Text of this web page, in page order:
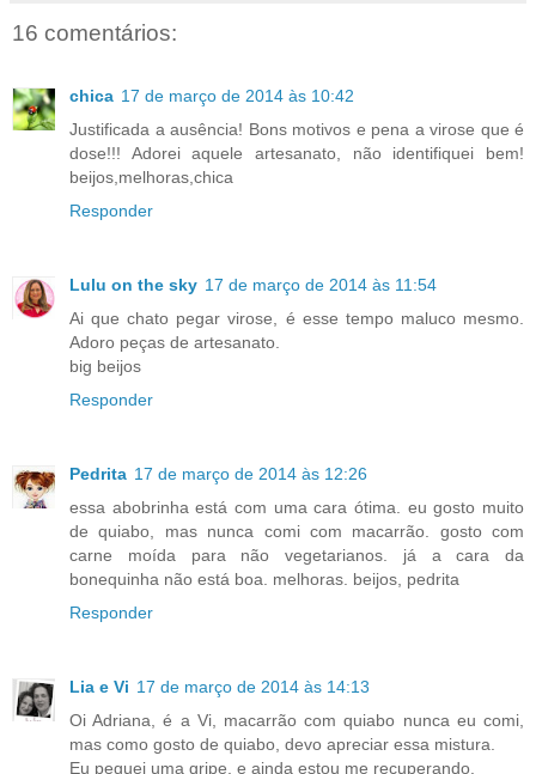
16 comentários:
chica 17 de março de 2014 às 10:42
Justificada a ausência! Bons motivos e pena a virose que é
dose!!! Adorei aquele artesanato, não identifiquei bem!
beijos,melhoras,chica
Responder
Lulu on the sky 17 de março de 2014 às 11:54
Ai que chato pegar virose, é esse tempo maluco mesmo.
Adoro peças de artesanato.
big beijos
Responder
Pedrita 17 de março de 2014 às 12:26
essa abobrinha está com uma cara ótima. eu gosto muito
de quiabo, mas nunca comi com macarrão. gosto com
carne moída para não vegetarianos. já a cara da
bonequinha não está boa. melhoras. beijos, pedrita
Responder
Lia e Vi 17 de março de 2014 às 14:13
Oi Adriana, é a Vi, macarrão com quiabo nunca eu comi,
mas como gosto de quiabo, devo apreciar essa mistura.
Eu peguei uma gripe, e ainda estou me recuperando.